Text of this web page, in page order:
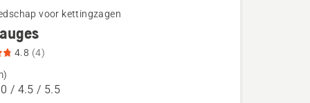
voor kettingzagen
4.8 (4)
/ 4.5 / 5.5